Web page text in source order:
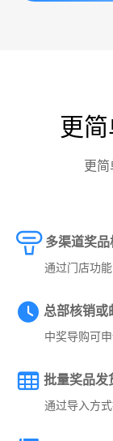
更
更
多渠道奖品
通过门店功
总部核销或
中奖导购可
批量奖品发
通过导入方